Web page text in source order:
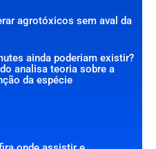
agrotóxicos sem aval da
ainda poderiam existir?
analisa teoria sobre a
da espécie